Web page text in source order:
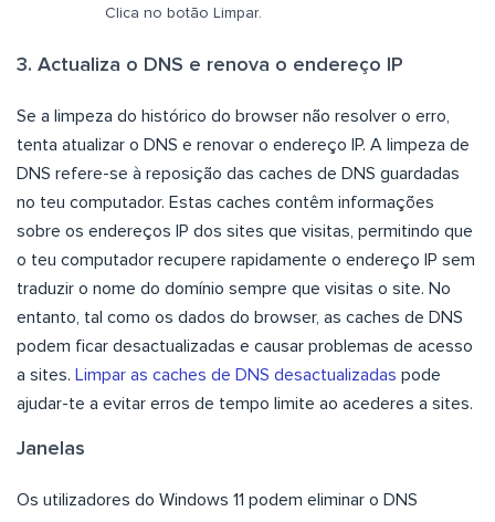
Clica no botão Limpar.
3. Actualiza o DNS e renova o endereço IP
Se a limpeza do histórico do browser não resolver o erro,
tenta atualizar o DNS e renovar o endereço IP. A limpeza de
DNS refere-se à reposição das caches de DNS guardadas
no teu computador. Estas caches contêm informações
sobre os endereços IP dos sites que visitas, permitindo que
o teu computador recupere rapidamente o endereço IP sem
traduzir o nome do domínio sempre que visitas o site. No
entanto, tal como os dados do browser, as caches de DNS
podem ficar desactualizadas e causar problemas de acesso
a sites. Limpar as caches de DNS desactualizadas pode
ajudar-te a evitar erros de tempo limite ao acederes a sites.
Janelas
Os utilizadores do Windows 11 podem eliminar o DNS